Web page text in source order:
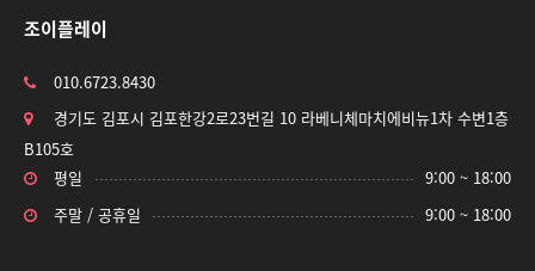
조이플레이
010.6723.8430
경기도 김포시 김포한강2로23번길 10 라베니체마치에비뉴1차 수변1층
B105호
평일
9:00 ~ 18:00
주말 / 공휴일
9:00 ~ 18:00